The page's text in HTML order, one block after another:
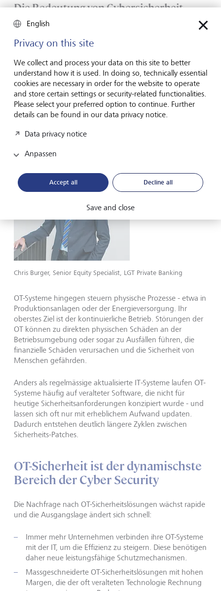
Die Bedeutung von Cybersicherheit
reicht weit über den klassischen Schutz
digitaler Daten hinaus.
Trotz ähnlicher Sicherheitsziele unterscheiden sich IT und
OT in Aufbau und Anforderungen deutlich:
IT-Systeme sind dynamisch, datengetrieben und werden
regelmässig aktualisiert, um auf neue Bedrohungen zu
reagieren. Hier stehen Datenvertraulichkeit, -integrität und
Chris Burger, Senior Equity Specialist, LGT Private Banking
OT-Systeme hingegen steuern physische Prozesse - etwa in
Produktionsanlagen oder der Energieversorgung. Ihr
oberstes Ziel ist der kontinuierliche Betrieb. Störungen der
OT können zu direkten physischen Schäden an der
Betriebsumgebung oder sogar zu Ausfällen führen, die
finanzielle Schäden verursachen und die Sicherheit von
Menschen gefährden.
Anders als regelmässige aktualisierte IT-Systeme laufen OT-
Systeme häufig auf veralteter Software, die nicht für
heutige Sicherheitsanforderungen konzipiert wurde - und
lassen sich oft nur mit erheblichem Aufwand updaten.
Dadurch entstehen deutlich längere Zyklen zwischen
Sicherheits-Patches.
OT-Sicherheit ist der dynamischste
Bereich der Cyber Security
Die Nachfrage nach OT-Sicherheitslösungen wächst rapide
und die Ausgangslage ändert sich schnell:
Immer mehr Unternehmen verbinden ihre OT-Systeme
mit der IT, um die Effizienz zu steigern. Diese benötigen
daher neue leistungsfähige Schutzmechanismen.
Massgeschneiderte OT-Sicherheitslösungen mit hohen
Margen, die der oft veralteten Technologie Rechnung
English
Privacy on this site
We collect and process your data on this site to better
understand how it is used. In doing so, technically essential
cookies are necessary in order for the website to operate
and store certain settings or security-related functionalities.
Please select your preferred option to continue. Further
details can be found in our data privacy notice.
Data privacy notice
Anpassen
Accept all Decline all
Save and close